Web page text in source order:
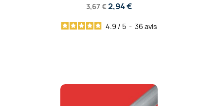
3,67 €2,94 €
4.9 / 5 - 36 avis